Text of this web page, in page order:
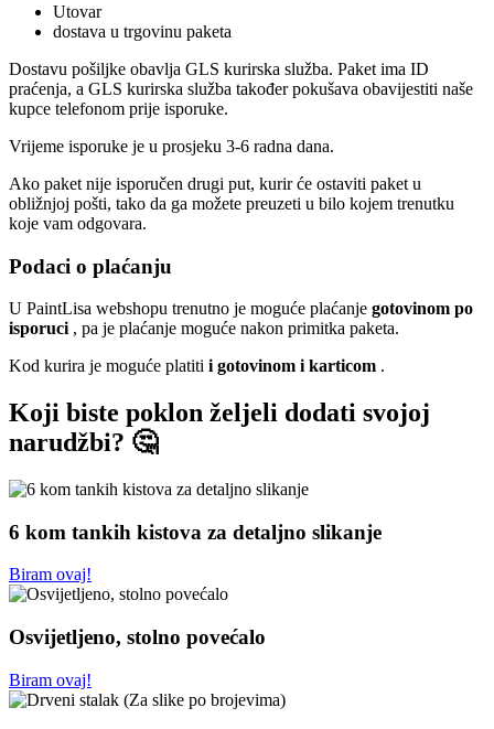
Utovar
dostava u trgovinu paketa
Dostavu pošiljke obavlja GLS kurirska služba. Paket ima ID
praćenja, a GLS kurirska služba također pokušava obavijestiti naše
kupce telefonom prije isporuke.
Vrijeme isporuke je u prosjeku 3-6 radna dana.
Ako paket nije isporučen drugi put, kurir će ostaviti paket u
obližnjoj pošti, tako da ga možete preuzeti u bilo kojem trenutku
koje vam odgovara.
Podaci o plaćanju
U PaintLisa webshopu trenutno je moguće plaćanje gotovinom po
isporuci , pa je plaćanje moguće nakon primitka paketa.
Kod kurira je moguće platiti i gotovinom i karticom .
Koji biste poklon željeli dodati svojoj
narudžbi? 🤔
6 kom tankih kistova za detaljno slikanje
Biram ovaj!
Osvijetljeno, stolno povećalo
Biram ovaj!